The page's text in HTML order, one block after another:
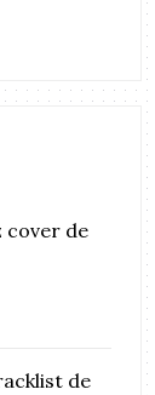
cover de
de